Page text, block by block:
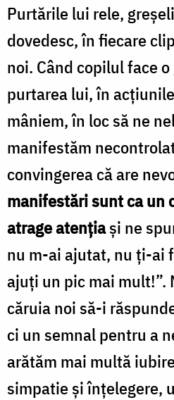
Purtările lui rele,
dovedesc, în fiecare
noi. Când copilul face
purtarea lui, în
mâniem, în loc să ne
manifestăm
convingerea că are
manifestări sunt ca un
atrage atenţiaşi ne
nu m-ai ajutat, nu ţi-ai
ajuţi un pic mai mult!”.
căruia noi să-i
ci un semnal pentru a
arătăm mai multă
simpatie şi înţelegere,